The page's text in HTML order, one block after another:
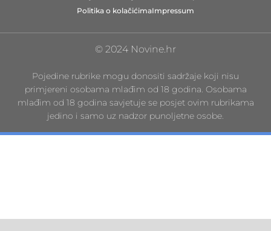
Politika o kolačićimaImpressum
© 2024 Novine.hr
Pojedine rubrike mogu donositi sadržaje koji nisu
primjereni osobama mlađim od 18 godina. Osobama
mlađim od 18 godina savjetuje se posjet ovim rubrikama
jedino i samo uz nadzor punoljetne osobe.